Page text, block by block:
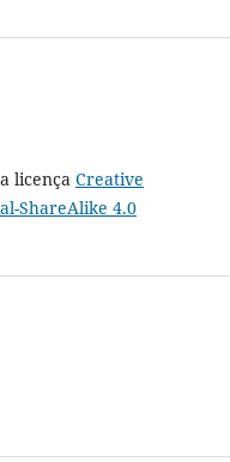
licença Creative
ShareAlike 4.0